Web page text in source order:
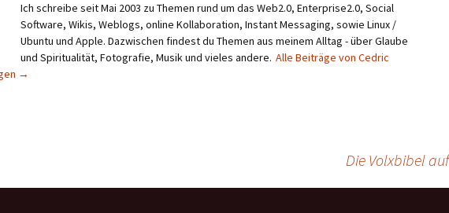
Ich schreibe seit Mai 2003 zu Themen rund um das Web2.0, Enterprise2.0, Social
Software, Wikis, Weblogs, online Kollaboration, Instant Messaging, sowie Linux /
Ubuntu und Apple. Dazwischen findest du Themen aus meinem Alltag - über Glaube
und Spiritualität, Fotografie, Musik und vieles andere. Alle Beiträge von Cedric
→
Die Volxbibel